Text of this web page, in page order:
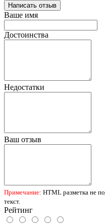
Написать отзыв
Ваше имя
Достоинства
Недостатки
Ваш отзыв
Примечание: HTML разметка не
текст.
Рейтинг